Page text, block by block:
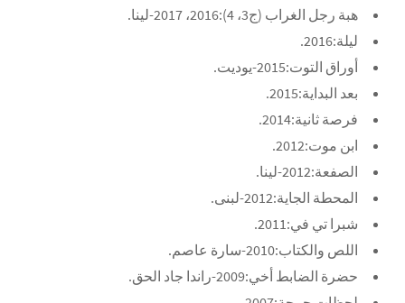
هبة رجل الغراب (ج3، 4):2016، 2017-لينا.
ليلة:2016.
أوراق التوت:2015-يوديت.
بعد البداية:2015.
فرصة ثانية:2014.
ابن موت:2012.
الصفعة:2012-لينا.
المحطة الجاية:2012-لبنى.
شبرا تي في:2011.
اللص والكتاب:2010-سارة عاصم.
حضرة الضابط أخي:2009-راندا جاد الحق.